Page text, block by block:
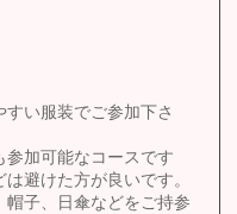
すい服装でご参加下さ
参加可能なコースです
避けた方が良いです。
帽子、日傘などをご持参